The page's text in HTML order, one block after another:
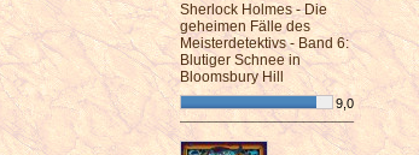
Sherlock Holmes - Die
geheimen Fälle des
Meisterdetektivs - Band 6:
Blutiger Schnee in
Bloomsbury Hill
9,0
¯¯¯¯¯¯¯¯¯¯¯¯¯¯¯¯¯¯¯¯¯¯¯¯